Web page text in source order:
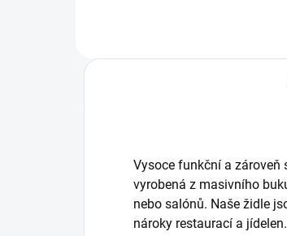
Vysoce funkční a zároveň
vyrobená z masivního
nebo salónů. Naše židle
nároky restaurací a jídelen.